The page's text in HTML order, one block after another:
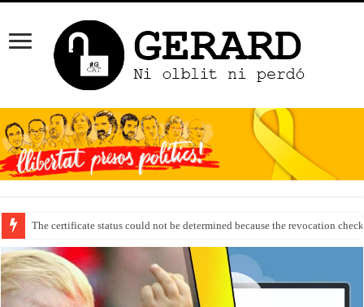
The certificate status could not be determined because the revocation